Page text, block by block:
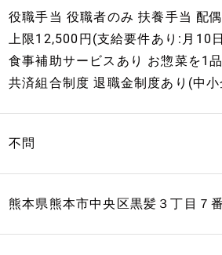
役職手当 役職者のみ 扶養手当 配
上限12,500円(支給要件あり:月10
食事補助サービスあり お惣菜を1
共済組合制度 退職金制度あり(中
不問
熊本県熊本市中央区黒髪３丁目７